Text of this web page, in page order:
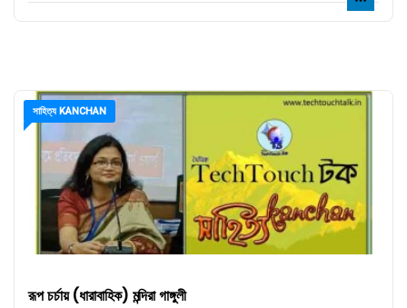
সাহিত্য KANCHAN
রূপ চর্চায় (ধারাবাহিক) মন্দিরা গাঙ্গুলী